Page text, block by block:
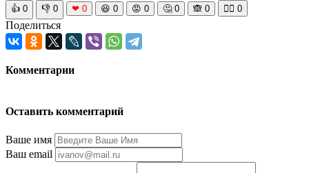
👍 0 👎 0 ❤ 0 😆 0 😡 0 🤔 0 🙈 0 🧘‍♀️ 0
Поделиться
Комментарии
Оставить комментарий
Ваше имя
Ваш email